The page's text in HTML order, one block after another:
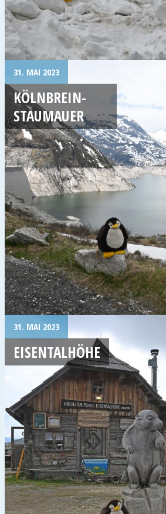
31. MAI 2023
KÖLNBREIN-
STAUMAUER
31. MAI 2023
EISENTALHÖHE